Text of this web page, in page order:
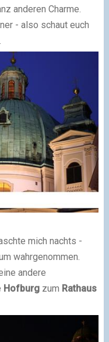
anderen Charme.
- also schaut euch
mich nachts -
wahrgenommen.
andere
Hofburgzum Rathaus